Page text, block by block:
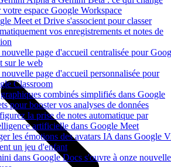
votre espace Google Workspace
Meet et Drive s'associent pour classer
vos enregistrements et notes de
page d'accueil centralisée pour
sur le web
page d'accueil personnalisée pour
Classroom
combinés simplifiés dans Google
pour booster vos analyses de données
la prise de notes automatique par
artificielle dans Google Meet
les émotions des avatars IA dans Google
un jeu d'enfant
dans Google Docs s'ouvre à onze